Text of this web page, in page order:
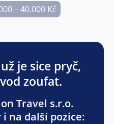
– 40.000 Kč
je sice pryč,
zoufat.
Travel s.r.o.
na další pozice: